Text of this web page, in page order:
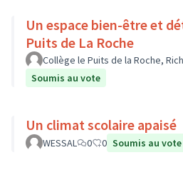
Un espace bien-être et
Puits de La Roche
Collège le Puits de la Roche,
Soumis au vote
Un climat scolaire apaisé
WESSAL 0 0 Soumis au vote